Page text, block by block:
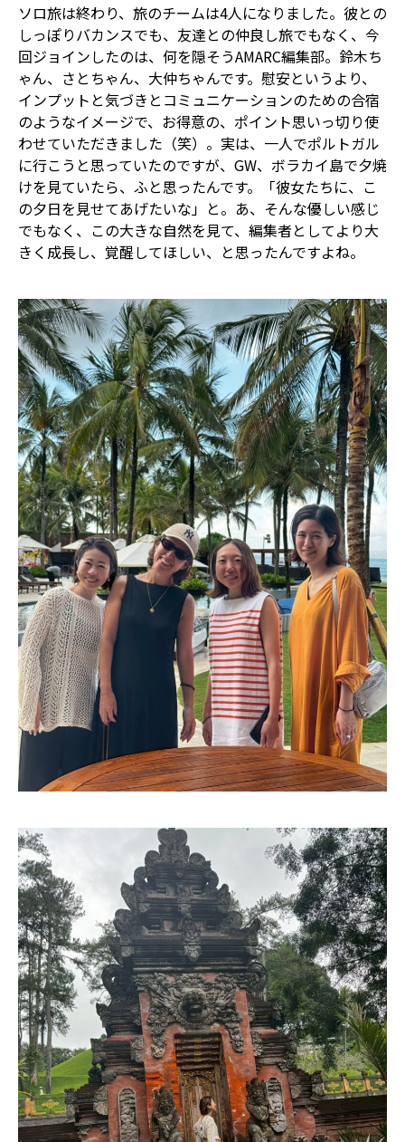
ソロ旅は終わり、旅のチームは4人になりました。彼との
しっぽりバカンスでも、友達との仲良し旅でもなく、今
回ジョインしたのは、何を隠そうAMARC編集部。鈴木ち
ゃん、さとちゃん、大仲ちゃんです。慰安というより、
インプットと気づきとコミュニケーションのための合宿
のようなイメージで、お得意の、ポイント思いっ切り使
わせていただきました（笑）。実は、一人でポルトガル
に行こうと思っていたのですが、GW、ボラカイ島で夕焼
けを見ていたら、ふと思ったんです。「彼女たちに、こ
の夕日を見せてあげたいな」と。あ、そんな優しい感じ
でもなく、この大きな自然を見て、編集者としてより大
きく成長し、覚醒してほしい、と思ったんですよね。